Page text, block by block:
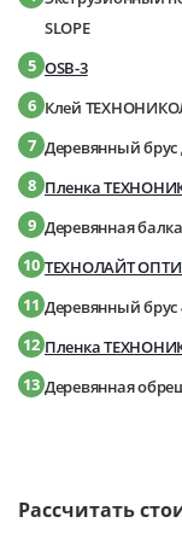
SLOPE
5 OSB-3
6 Клей
7 Деревянный брус
8 Пленка
9 Деревянная
10 ТЕХНОЛАЙТ
11 Деревянный брус
12 Пленка
13 Деревянная
Рассчитать